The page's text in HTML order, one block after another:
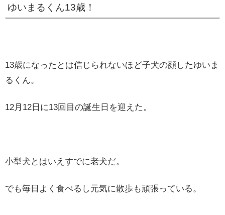
ゆいまるくん13歳！
13歳になったとは信じられないほど子犬の顔したゆいま
るくん。
12月12日に13回目の誕生日を迎えた。
小型犬とはいえすでに老犬だ。
でも毎日よく食べるし元気に散歩も頑張っている。